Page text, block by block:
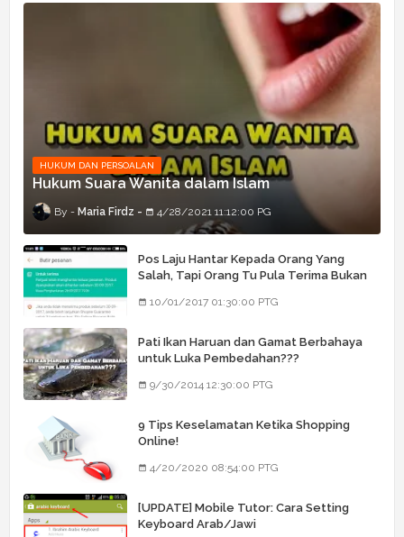
HUKUM DAN PERSOALAN
Hukum Suara Wanita dalam Islam
Maria Firdz 4/28/2021 11:12:00 PG
Pos Laju Hantar Kepada Orang Yang
Salah, Tapi Orang Tu Pula Terima Bukan
10/01/2017 01:30:00 PTG
Pati Ikan Haruan dan Gamat Berbahaya
untuk Luka Pembedahan???
9/30/2014 12:30:00 PTG
9 Tips Keselamatan Ketika Shopping
Online!
4/20/2020 08:54:00 PTG
[UPDATE] Mobile Tutor: Cara Setting
Keyboard Arab/Jawi